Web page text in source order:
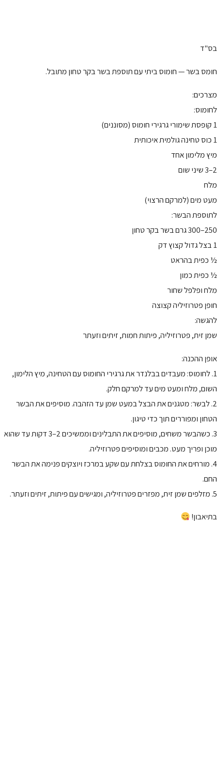
בס"ד
חומס בשר — חומוס ביתי עם תוספת בשר בקר טחון מתובל.
מצרכים:
לחומוס:
1 קופסת שימורי גרגירי חומוס (מסוננים)
1 כוס טחינה גולמית איכותית
מיץ מלימון אחד
2–3 שיני שום
מלח
מעט מים (למרקם הרצוי)
לתוספת הבשר:
250–300 גרם בשר בקר טחון
1 בצל גדול קצוץ דק
½ כפית בהראט
½ כפית כמון
מלח ופלפל שחור
חופן פטרוזיליה קצוצה
להגשה:
שמן זית, פטרוזיליה, פיתות חמות, זיתים וזעתר
אופן ההכנה:
1. לחומוס: מעבדים בבלנדר את גרגירי החומוס עם הטחינה, מיץ הלימון,
השום, מלח ומעט מים עד למרקם חלק.
2. לבשר: מטגנים את הבצל במעט שמן עד הזהבה. מוסיפים את הבשר
הטחון ומפוררים תוך כדי טיגון.
3. כשהבשר משחים, מוסיפים את התבלינים וממשיכים 2–3 דקות עד שהוא
מוכן ופריך מעט. מכבים ומוסיפים פטרוזיליה.
4. מורחים את החומוס בצלחת עם שקע במרכז ויוצקים פנימה את הבשר
החם.
5. מזלפים שמן זית, מפזרים פטרוזיליה, ומגישים עם פיתות, זיתים וזעתר.
בתיאבון!